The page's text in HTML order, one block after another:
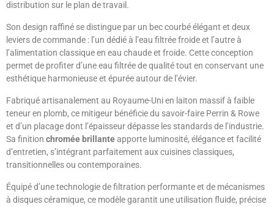
distribution sur le plan de travail.
Son design raffiné se distingue par un bec courbé élégant et deux
leviers de commande : l’un dédié à l’eau filtrée froide et l’autre à
l’alimentation classique en eau chaude et froide. Cette conception
permet de profiter d’une eau filtrée de qualité tout en conservant une
esthétique harmonieuse et épurée autour de l’évier.
Fabriqué artisanalement au Royaume-Uni en laiton massif à faible
teneur en plomb, ce mitigeur bénéficie du savoir-faire Perrin & Rowe
et d’un placage dont l’épaisseur dépasse les standards de l’industrie.
Sa finition chromée brillanteapporte luminosité, élégance et facilité
d’entretien, s’intégrant parfaitement aux cuisines classiques,
transitionnelles ou contemporaines.
Équipé d’une technologie de filtration performante et de mécanismes
à disques céramique, ce modèle garantit une utilisation fluide, précise